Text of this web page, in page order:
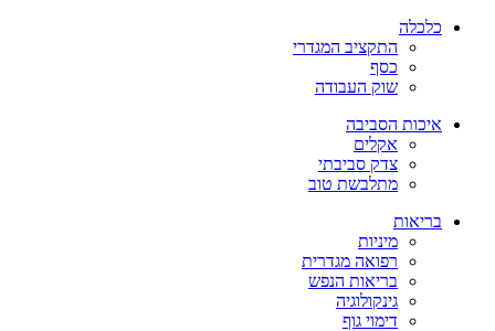
כלכלה
התקציב המגדרי
כסף
שוק העבודה
איכות הסביבה
אקלים
צדק סביבתי
מתלבשת טוב
בריאות
מיניות
רפואה מגדרית
בריאות הנפש
גינקולוגיה
דימוי גוף